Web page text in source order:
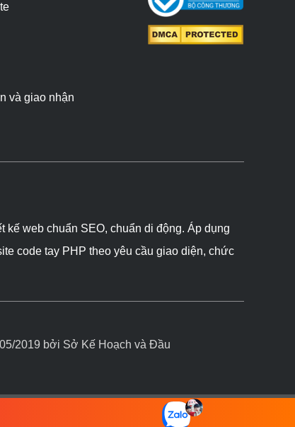
và giao nhận
web chuẩn SEO, chuẩn di động. Áp dụng
code tay PHP theo yêu cầu giao diện, chức
2019 bởi Sở Kế Hoạch và Đầu